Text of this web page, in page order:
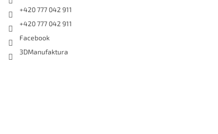
+420 777 042 911
+420 777 042 911
Facebook
3DManufaktura